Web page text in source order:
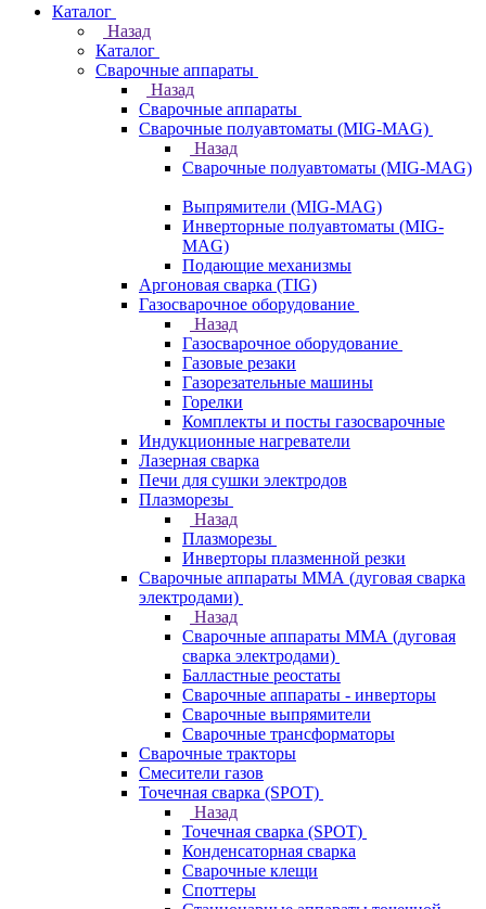
Каталог
Назад
Каталог
Сварочные аппараты
Назад
Сварочные аппараты
Сварочные полуавтоматы (MIG-MAG)
Назад
Сварочные полуавтоматы (MIG-MAG)
Выпрямители (MIG-MAG)
Инверторные полуавтоматы (MIG-
MAG)
Подающие механизмы
Аргоновая сварка (TIG)
Газосварочное оборудование
Назад
Газосварочное оборудование
Газовые резаки
Газорезательные машины
Горелки
Комплекты и посты газосварочные
Индукционные нагреватели
Лазерная сварка
Печи для сушки электродов
Плазморезы
Назад
Плазморезы
Инверторы плазменной резки
Сварочные аппараты ММА (дуговая сварка
электродами)
Назад
Сварочные аппараты ММА (дуговая
сварка электродами)
Балластные реостаты
Сварочные аппараты - инверторы
Сварочные выпрямители
Сварочные трансформаторы
Сварочные тракторы
Смесители газов
Точечная сварка (SPOT)
Назад
Точечная сварка (SPOT)
Конденсаторная сварка
Сварочные клещи
Споттеры